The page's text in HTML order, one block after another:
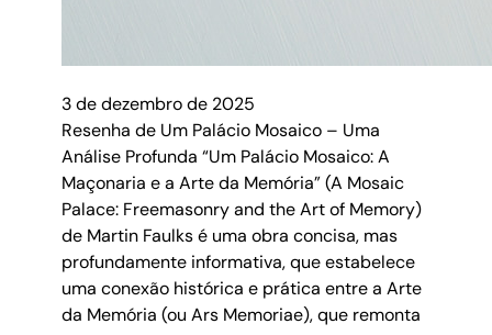
3 de dezembro de 2025
Resenha de Um Palácio Mosaico – Uma
Análise Profunda “Um Palácio Mosaico: A
Maçonaria e a Arte da Memória” (A Mosaic
Palace: Freemasonry and the Art of Memory)
de Martin Faulks é uma obra concisa, mas
profundamente informativa, que estabelece
uma conexão histórica e prática entre a Arte
da Memória (ou Ars Memoriae), que remonta